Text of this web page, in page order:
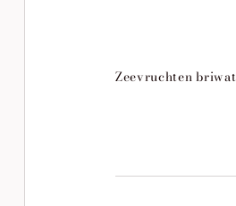
Zeevruchten briwat